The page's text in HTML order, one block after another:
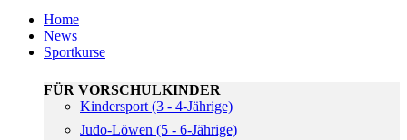
Home
News
Sportkurse
FÜR VORSCHULKINDER
Kindersport (3 - 4-Jährige)
Judo-Löwen (5 - 6-Jährige)